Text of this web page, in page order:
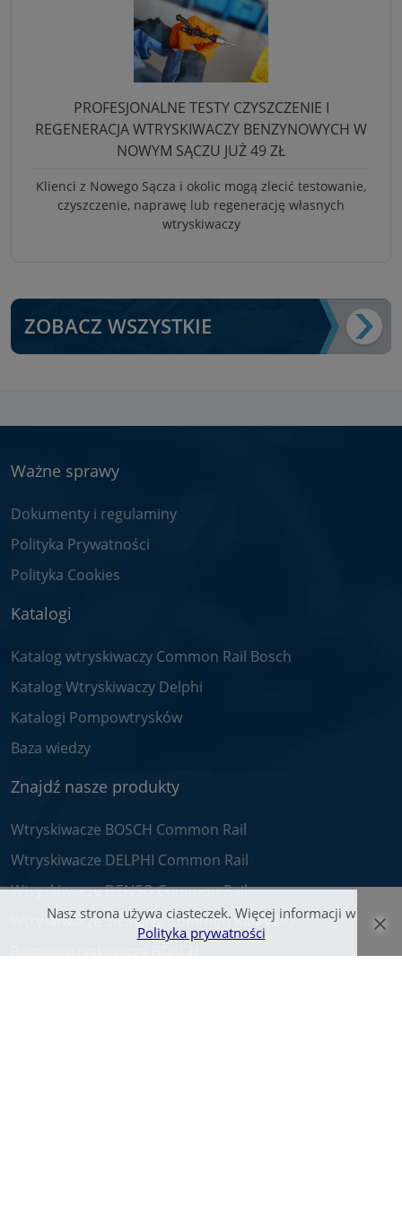
PROFESJONALNE TESTY CZYSZCZENIE I
REGENERACJA WTRYSKIWACZY BENZYNOWYCH W
NOWYM SĄCZU JUŻ 49 ZŁ
Klienci z Nowego Sącza i okolic mogą zlecić testowanie,
czyszczenie, naprawę lub regenerację własnych
wtryskiwaczy
ZOBACZ WSZYSTKIE
Nasz strona używa ciasteczek. Więcej informacji w
Polityka prywatności
×
Ważne sprawy
Dokumenty i regulaminy
Polityka Prywatności
Polityka Cookies
Katalogi
Katalog wtryskiwaczy Common Rail Bosch
Katalog Wtryskiwaczy Delphi
Katalogi Pompowtrysków
Baza wiedzy
Znajdź nasze produkty
Wtryskiwacze BOSCH Common Rail
Wtryskiwacze DELPHI Common Rail
Wtryskiwacze DENSO Common Rail
Wtryskiwacze SIEMENS Common Rail/VDO
Pompowtryskiwacze BOSCH